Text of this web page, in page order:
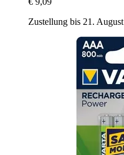
Zustellung bis 21. August